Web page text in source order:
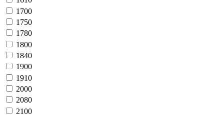
1700
1750
1780
1800
1840
1900
1910
2000
2080
2100